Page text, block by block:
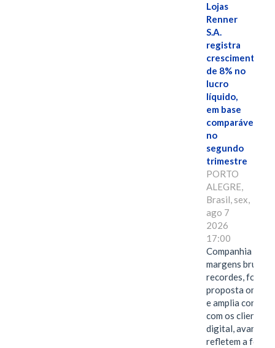
Lojas
Renner
S.A.
registra
crescimento
de 8% no
lucro
líquido,
em base
comparável,
no
segundo
trimestre
PORTO
ALEGRE,
Brasil, sex,
ago 7
2026
17:00
Companhia
margens brutas
recordes,
proposta
e amplia
com os clientes
digital, avanços
refletem a força